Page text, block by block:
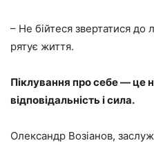
– Не бійтеся звертатися до
рятує життя.
Піклування про себе — це
відповідальність і сила.
Олександр Возіанов,